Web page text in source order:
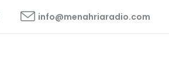
info@menahriaradio.com